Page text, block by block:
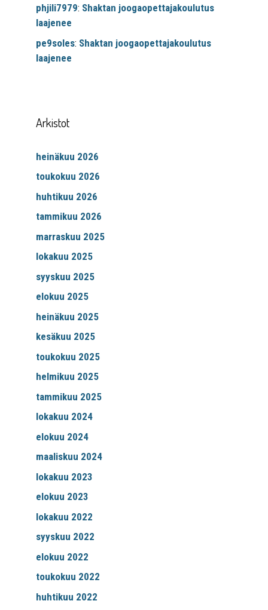
phjili7979: Shaktan joogaopettajakoulutus
laajenee
pe9soles: Shaktan joogaopettajakoulutus
laajenee
Arkistot
heinäkuu 2026
toukokuu 2026
huhtikuu 2026
tammikuu 2026
marraskuu 2025
lokakuu 2025
syyskuu 2025
elokuu 2025
heinäkuu 2025
kesäkuu 2025
toukokuu 2025
helmikuu 2025
tammikuu 2025
lokakuu 2024
elokuu 2024
maaliskuu 2024
lokakuu 2023
elokuu 2023
lokakuu 2022
syyskuu 2022
elokuu 2022
toukokuu 2022
huhtikuu 2022